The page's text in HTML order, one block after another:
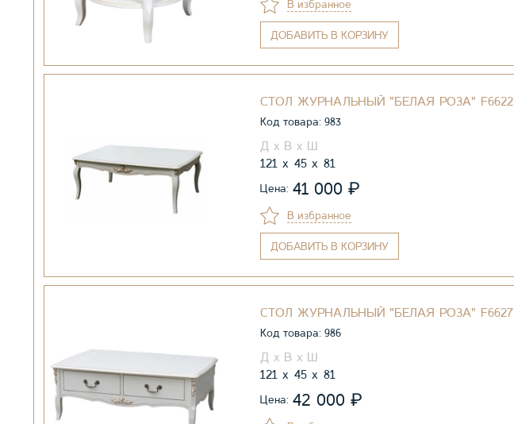
В избранное
ДОБАВИТЬ В КОРЗИНУ
СТОЛ ЖУРНАЛЬНЫЙ "БЕЛАЯ РОЗА" F6622
Код товара: 983
121 45 81
Цена: 41 000 ₽
В избранное
ДОБАВИТЬ В КОРЗИНУ
СТОЛ ЖУРНАЛЬНЫЙ "БЕЛАЯ РОЗА" F6627
Код товара: 986
121 45 81
Цена: 42 000 ₽